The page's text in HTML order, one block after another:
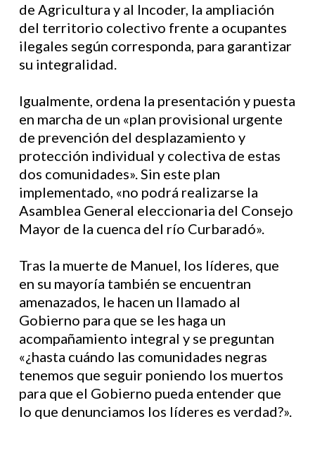
de Agricultura y al Incoder, la ampliación
del territorio colectivo frente a ocupantes
ilegales según corresponda, para garantizar
su integralidad.
Igualmente, ordena la presentación y puesta
en marcha de un «plan provisional urgente
de prevención del desplazamiento y
protección individual y colectiva de estas
dos comunidades». Sin este plan
implementado, «no podrá realizarse la
Asamblea General eleccionaria del Consejo
Mayor de la cuenca del río Curbaradó».
Tras la muerte de Manuel, los líderes, que
en su mayoría también se encuentran
amenazados, le hacen un llamado al
Gobierno para que se les haga un
acompañamiento integral y se preguntan
«¿hasta cuándo las comunidades negras
tenemos que seguir poniendo los muertos
para que el Gobierno pueda entender que
lo que denunciamos los líderes es verdad?».